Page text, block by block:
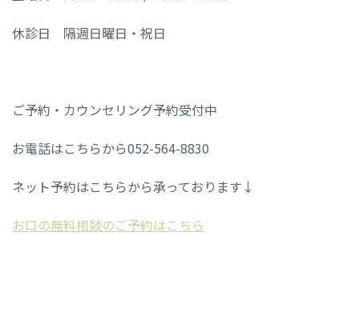
休診日 隔週日曜日・祝日
ご予約・カウンセリング予約受付中
お電話はこちらから052-564-8830
ネット予約はこちらから承っております↓
お口の無料相談のご予約はこちら